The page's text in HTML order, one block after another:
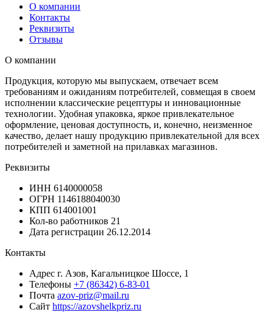
О компании
Контакты
Реквизиты
Отзывы
О компании
Продукция, которую мы выпускаем, отвечает всем
требованиям и ожиданиям потребителей, совмещая в своем
исполнении классические рецептуры и инновационные
технологии. Удобная упаковка, яркое привлекательное
оформление, ценовая доступность, и, конечно, неизменное
качество, делает нашу продукцию привлекательной для всех
потребителей и заметной на прилавках магазинов.
Реквизиты
ИНН 6140000058
ОГРН 1146188040030
КПП 614001001
Кол-во работников 21
Дата регистрации 26.12.2014
Контакты
Адрес г. Азов, Кагальницкое Шоссе, 1
Телефоны +7 (86342) 6-83-01
Почта azov-priz@mail.ru
Сайт https://azovshelkpriz.ru